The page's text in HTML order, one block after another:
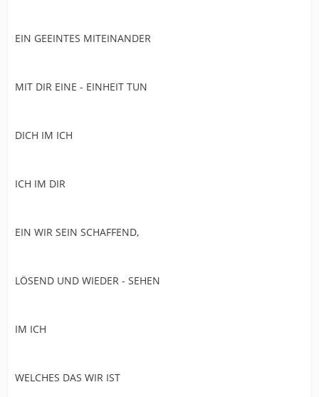
EIN GEEINTES MITEINANDER
MIT DIR EINE - EINHEIT TUN
DICH IM ICH
ICH IM DIR
EIN WIR SEIN SCHAFFEND,
LÖSEND UND WIEDER - SEHEN
IM ICH
WELCHES DAS WIR IST